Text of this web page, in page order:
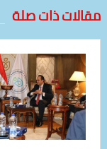
مقالات ذات صلة